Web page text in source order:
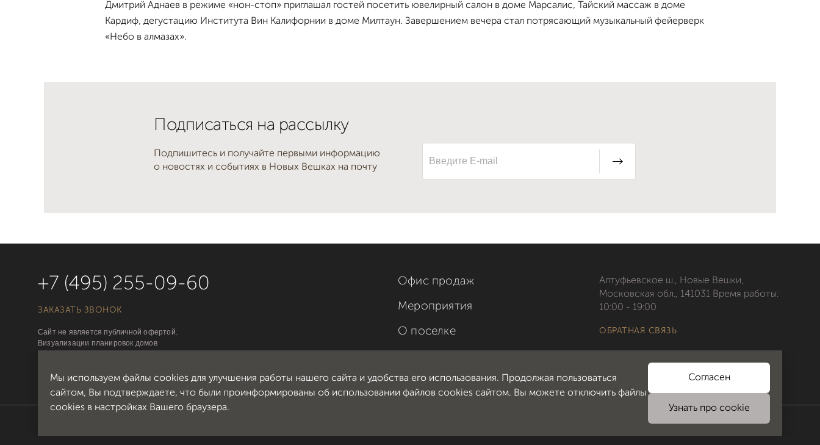
Мы используем файлы cookies для улучшения работы нашего сайта и удобства его использования. Продолжая пользоваться
сайтом, Вы подтверждаете, что были проинформированы об использовании файлов cookies сайтом. Вы можете отключить файлы
cookies в настройках Вашего браузера.
Согласен
Узнать про cookie
Дмитрий Аднаев в режиме «нон-стоп» приглашал гостей посетить ювелирный салон в доме Марсалис, Тайский массаж в доме
Кардиф, дегустацию Института Вин Калифорнии в доме Милтаун. Завершением вечера стал потрясающий музыкальный фейерверк
«Небо в алмазах».
Подписаться на рассылку
Подпишитесь и получайте первыми информацию
о новостях и событиях в Новых Вешках на почту
+7 (495) 255-09-60
ЗАКАЗАТЬ ЗВОНОК
Сайт не является публичной офертой.
Визуализации планировок домов
Офис продаж
Мероприятия
О поселке
Алтуфьевское ш., Новые Вешки,
Московская обл., 141031 Время работы:
10:00 - 19:00
ОБРАТНАЯ СВЯЗЬ
Сделано в ITECH.group